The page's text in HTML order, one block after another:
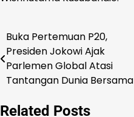
Navigasi
pos
Buka Pertemuan P20,
Presiden Jokowi Ajak
Parlemen Global Atasi
Tantangan Dunia Bersama
Related Posts